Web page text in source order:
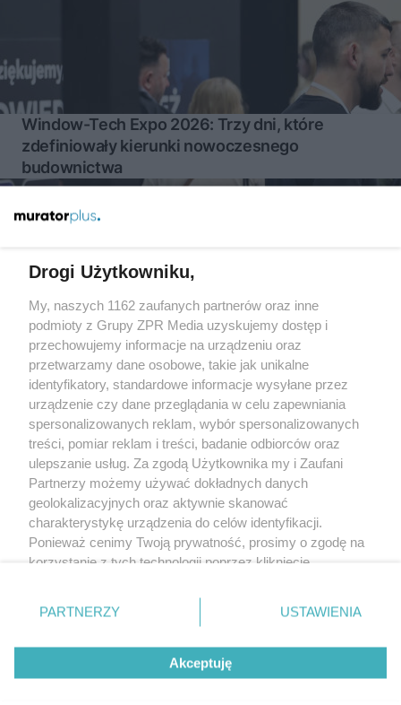
Window-Tech Expo 2026: Trzy dni, które
zdefiniowały kierunki nowoczesnego
budownictwa
Żaden utwór zamieszczony w serwisie nie może być powielany i
rozpowszechniany lub dalej rozpowszechniany w jakikolwiek sposób
(w tym także elektroniczny lub mechaniczny) na jakimkolwiek polu
eksploatacji w jakiejkolwiek formie, włącznie z umieszczaniem w
Internecie bez pisemnej zgody właściciela praw. Jakiekolwiek użycie
lub wykorzystanie utworów w całości lub w części z naruszeniem
prawa, tzn. bez właściwej zgody, jest zabronione pod groźbą kary i
może być ścigane prawnie.
Drogi Użytkowniku,
My, naszych 1162 zaufanych partnerów oraz inne
podmioty z Grupy ZPR Media uzyskujemy dostęp i
przechowujemy informacje na urządzeniu oraz
przetwarzamy dane osobowe, takie jak unikalne
identyfikatory, standardowe informacje wysyłane przez
urządzenie czy dane przeglądania w celu zapewniania
spersonalizowanych reklam, wybór spersonalizowanych
treści, pomiar reklam i treści, badanie odbiorców oraz
ulepszanie usług. Za zgodą Użytkownika my i Zaufani
Partnerzy możemy używać dokładnych danych
geolokalizacyjnych oraz aktywnie skanować
charakterystykę urządzenia do celów identyfikacji.
Ponieważ cenimy Twoją prywatność, prosimy o zgodę na
korzystanie z tych technologii poprzez kliknięcie
zmienić/wycofać klikając przycisk ustawień prywatności
znajdujący się w lewym dolnym rogu strony
rodzaje przetwarzania danych nie wymagają zgody
użytkownika, ale masz prawo sprzeciwić się takiemu
przetwarzaniu. Preferencje będą miały zastosowanie tylko
PARTNERZY USTAWIENIA
Akceptuję